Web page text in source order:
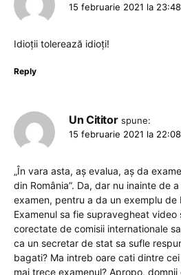
15 februarie 2021 la 23:48
Idioții tolerează idioți!
Reply
Un Cititor spune:
15 februarie 2021 la 22:08
„În vara asta, aș evalua, aș da
din România”. Da, dar nu inainte de
examen, pentru a da un exemplu
Examenul sa fie supravegheat video
corectate de comisii internationale
ca un secretar de stat sa sufle
bagati? Ma intreb oare cati dintre
mai trece examenul? Apropo,